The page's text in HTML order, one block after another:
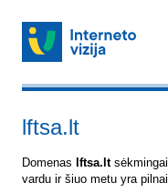
lftsa.lt
Domenas lftsa.lt
vardu ir šiuo metu yra